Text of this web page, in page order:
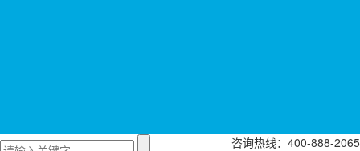
咨询热线：400-888-2065